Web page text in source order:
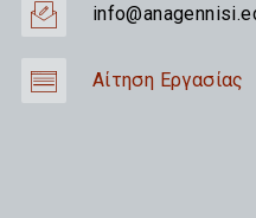
Αίτηση Εργασίας